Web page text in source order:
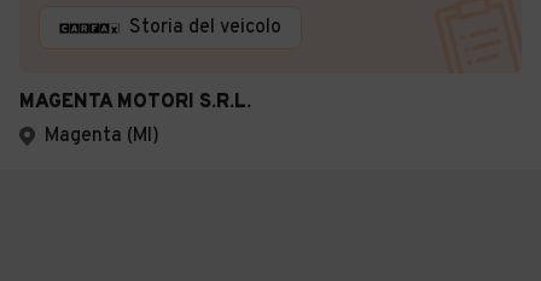
Storia del veicolo
MAGENTA MOTORI S.R.L.
Magenta (MI)